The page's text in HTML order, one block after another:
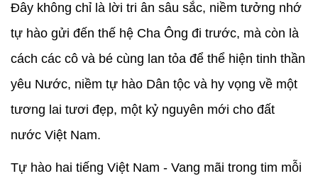
Đây không chỉ là lời tri ân sâu sắc, niềm tưởng nhớ
tự hào gửi đến thế hệ Cha Ông đi trước, mà còn là
cách các cô và bé cùng lan tỏa để thể hiện tinh thần
yêu Nước, niềm tự hào Dân tộc và hy vọng về một
tương lai tươi đẹp, một kỷ nguyên mới cho đất
nước Việt Nam.
Tự hào hai tiếng Việt Nam - Vang mãi trong tim mỗi